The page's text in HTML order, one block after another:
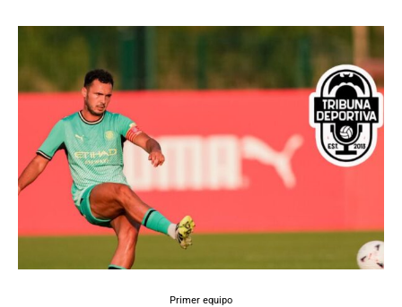
Primer equipo